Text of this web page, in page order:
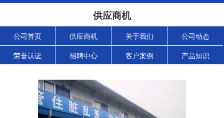
供应商机
公司首页 供应商机 关于我们 公司动态
荣誉认证 招聘中心 客户案例 产品知识